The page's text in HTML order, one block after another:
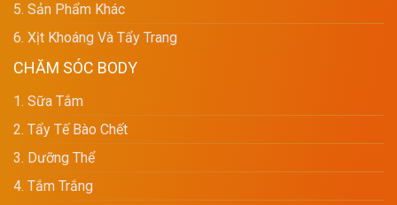
5. Sản Phẩm Khác
6. Xịt Khoáng Và Tẩy Trang
CHĂM SÓC BODY
1. Sữa Tắm
2. Tẩy Tế Bào Chết
3. Dưỡng Thể
4. Tắm Trắng